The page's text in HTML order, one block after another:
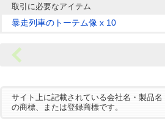
取引に必要なアイテム
暴走列車のトーテム像 x 10
サイト上に記載されている会社名・製品
の商標、または登録商標です。